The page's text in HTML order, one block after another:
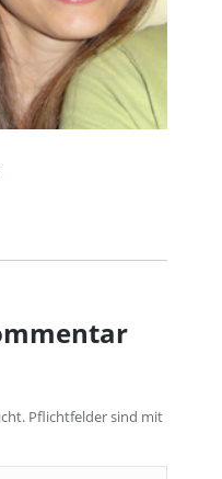
Pflichtfelder sind mit